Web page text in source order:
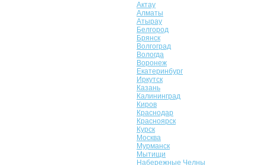
Актау
Алматы
Атырау
Белгород
Брянск
Волгоград
Вологда
Воронеж
Екатеринбург
Иркутск
Казань
Калининград
Киров
Краснодар
Красноярск
Курск
Москва
Мурманск
Мытищи
Набережные Челны